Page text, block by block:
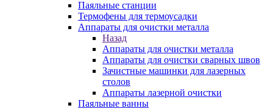
Паяльные станции
Термофены для термоусадки
Аппараты для очистки металла
Назад
Аппараты для очистки металла
Аппараты для очистки сварных швов
Зачистные машинки для лазерных
столов
Аппараты лазерной очистки
Паяльные ванны